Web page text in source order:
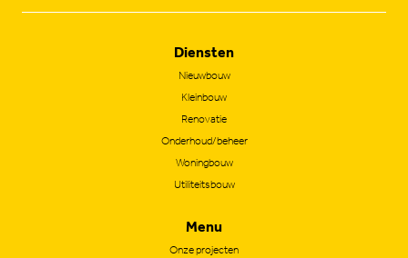
Diensten
Nieuwbouw
Kleinbouw
Renovatie
Onderhoud/beheer
Woningbouw
Utiliteitsbouw
Menu
Onze projecten